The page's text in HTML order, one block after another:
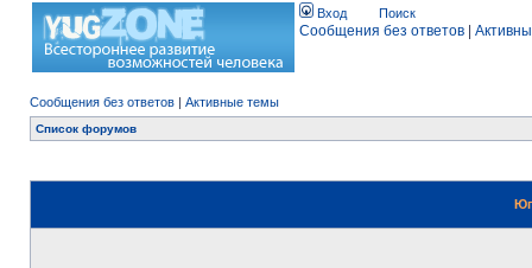
Вход Поиск
Сообщения без ответов
Сообщения без ответов | Активные темы
Список форумов